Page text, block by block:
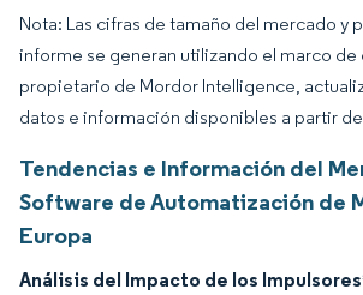
Nota: Las cifras de tamaño del mercado y
informe se generan utilizando el marco
propietario de Mordor Intelligence,
datos e información disponibles a partir
Tendencias e Información del
Software de Automatización de
Europa
Análisis del Impacto de los Impulsores